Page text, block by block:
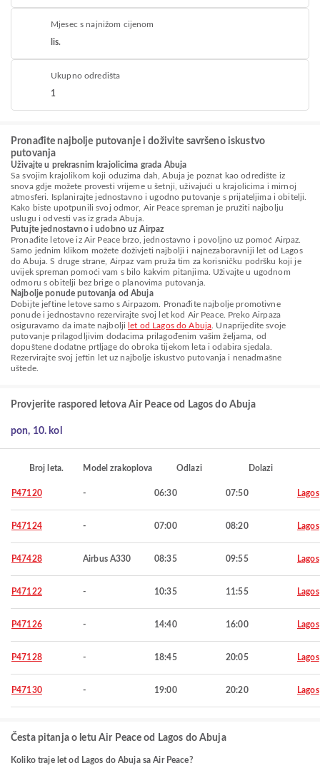
Mjesec s najnižom cijenom
lis.
Ukupno odredišta
1
Pronađite najbolje putovanje i doživite savršeno iskustvo
putovanja
Uživajte u prekrasnim krajolicima grada Abuja
Sa svojim krajolikom koji oduzima dah, Abuja je poznat kao odredište iz
snova gdje možete provesti vrijeme u šetnji, uživajući u krajolicima i mirnoj
atmosferi. Isplanirajte jednostavno i ugodno putovanje s prijateljima i obitelji.
Kako biste upotpunili svoj odmor, Air Peace spreman je pružiti najbolju
uslugu i odvesti vas iz grada Abuja.
Putujte jednostavno i udobno uz Airpaz
Pronađite letove iz Air Peace brzo, jednostavno i povoljno uz pomoć Airpaz.
Samo jednim klikom možete doživjeti najbolji i najnezaboravniji let od Lagos
do Abuja. S druge strane, Airpaz vam pruža tim za korisničku podršku koji je
uvijek spreman pomoći vam s bilo kakvim pitanjima. Uživajte u ugodnom
odmoru s obitelji bez brige o planovima putovanja.
Najbolje ponude putovanja od Abuja
Dobijte jeftine letove samo s Airpazom. Pronađite najbolje promotivne
ponude i jednostavno rezervirajte svoj let kod Air Peace. Preko Airpaza
osiguravamo da imate najbolji let od Lagos do Abuja . Unaprijedite svoje
putovanje prilagodljivim dodacima prilagođenim vašim željama, od
dopuštene dodatne prtljage do obroka tijekom leta i odabira sjedala.
Rezervirajte svoj jeftin let uz najbolje iskustvo putovanja i nenadmašne
uštede.
Provjerite raspored letova Air Peace od Lagos do Abuja
pon, 10. kol
Broj leta. Model zrakoplova Odlazi Dolazi
P47120 - 06:30 07:50 Lagos
P47124 - 07:00 08:20 Lagos
P47428 Airbus A330 08:35 09:55 Lagos
P47122 - 10:35 11:55 Lagos
P47126 - 14:40 16:00 Lagos
P47128 - 18:45 20:05 Lagos
P47130 - 19:00 20:20 Lagos
Česta pitanja o letu Air Peace od Lagos do Abuja
Koliko traje let od Lagos do Abuja sa Air Peace?